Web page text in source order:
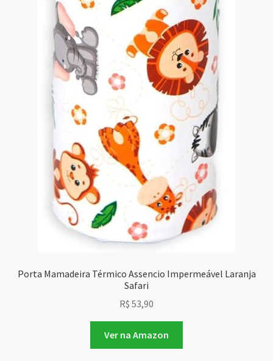
Porta Mamadeira Térmico Assencio Impermeável Laranja
Safari
R$ 53,90
Ver na Amazon